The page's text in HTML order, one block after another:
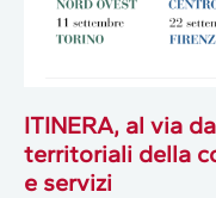
ITINERA, al via
territoriali della
e servizi